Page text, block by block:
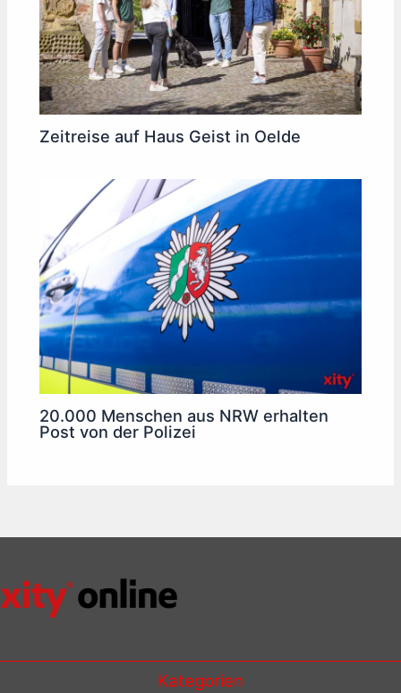
Zeitreise auf Haus Geist in Oelde
20.000 Menschen aus NRW erhalten
Post von der Polizei
Kategorien